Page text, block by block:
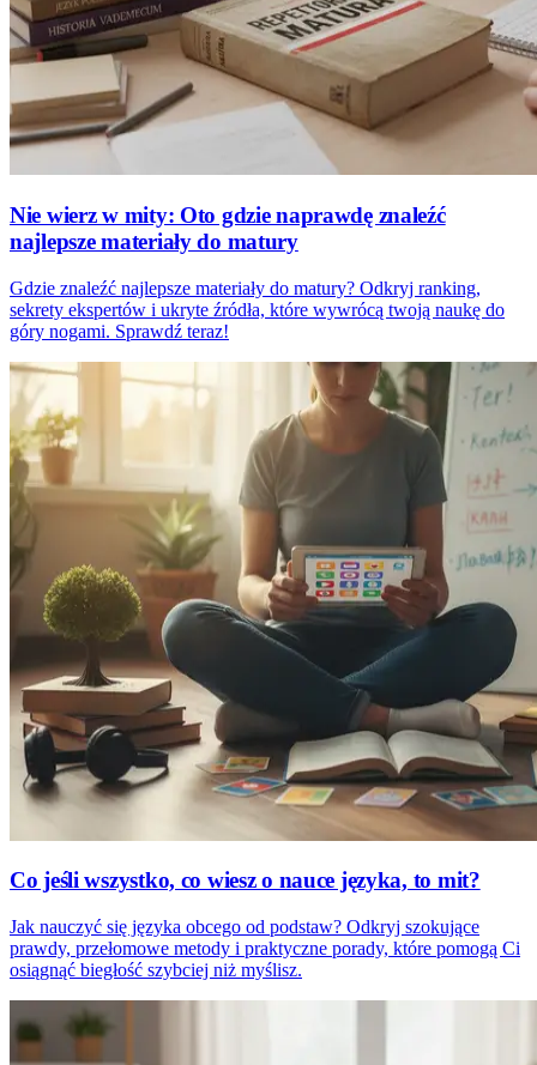
Nie wierz w mity: Oto gdzie naprawdę znaleźć
najlepsze materiały do matury
Gdzie znaleźć najlepsze materiały do matury? Odkryj ranking,
sekrety ekspertów i ukryte źródła, które wywrócą twoją naukę do
góry nogami. Sprawdź teraz!
Co jeśli wszystko, co wiesz o nauce języka, to mit?
Jak nauczyć się języka obcego od podstaw? Odkryj szokujące
prawdy, przełomowe metody i praktyczne porady, które pomogą Ci
osiągnąć biegłość szybciej niż myślisz.